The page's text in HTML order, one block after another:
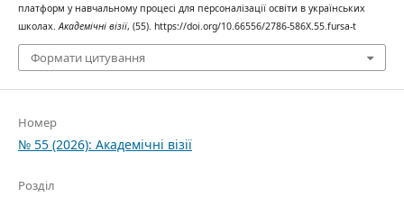
платформ у навчальному процесі для персоналізації освіти в українських
школах.Академічні візії, (55). https://doi.org/10.66556/2786-586X.55.fursa-t
Формати цитування
Номер
№ 55 (2026): Академічні візії
Розділ